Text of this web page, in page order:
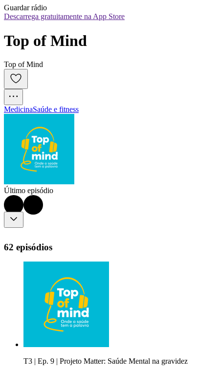
Guardar rádio
Descarrega gratuitamente na App Store
Top of Mind
Top of Mind
MedicinaSaúde e fitness
Último episódio
62 episódios
T3 | Ep. 9 | Projeto Matter: Saúde Mental na gravidez​